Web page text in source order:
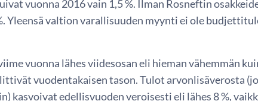
vuonna 2016 vain 1,5 %. Ilman Rosneftin
Yleensä valtion varallisuuden myynti ei ole
vuonna lähes viidesosan eli hieman vähemmän
vuodentakaisen tason. Tulot arvonlisäverosta
kasvoivat edellisvuoden veroisesti eli lähes 8 %,